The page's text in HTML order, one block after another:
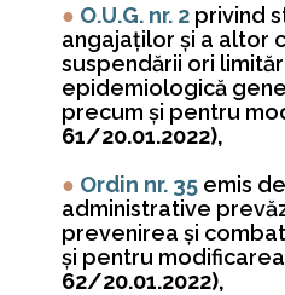
● O.U.G. nr. 2 privind
angajaţilor şi a altor
suspendării ori
epidemiologică
precum şi pentru
61/20.01.2022),
● Ordin nr. 35 emis
administrative
prevenirea şi
şi pentru
62/20.01.2022),